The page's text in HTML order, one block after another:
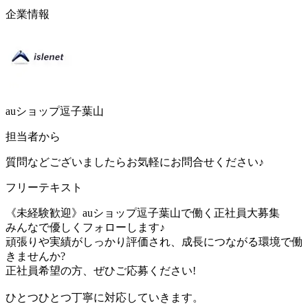
企業情報
auショップ逗子葉山
担当者から
質問などございましたらお気軽にお問合せください♪
フリーテキスト
《未経験歓迎》auショップ逗子葉山で働く正社員大募集
みんなで優しくフォローします♪
頑張りや実績がしっかり評価され、成長につながる環境で働
きませんか?
正社員希望の方、ぜひご応募ください!
ひとつひとつ丁寧に対応していきます。